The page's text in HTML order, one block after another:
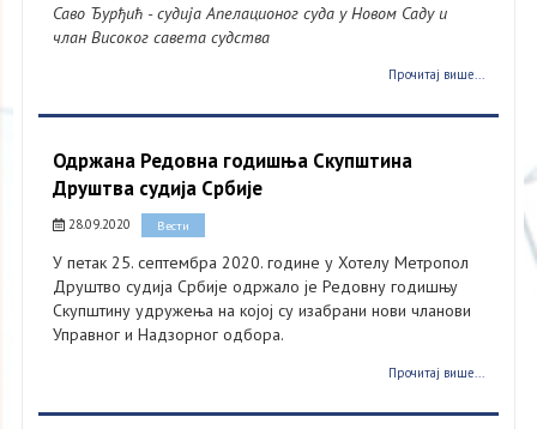
Саво Ђурђић - судија Апелационог суда у Новом Саду и
члан Високог савета судства
Прочитај више...
Одржана Редовна годишња Скупштина
Друштва судија Србије
28.09.2020 Вести
У петак 25. септембра 2020. године у Хотелу Метропол
Друштво судија Србије одржало је Редовну годишњу
Скупштину удружења на којој су изабрани нови чланови
Управног и Надзорног одбора.
Прочитај више...